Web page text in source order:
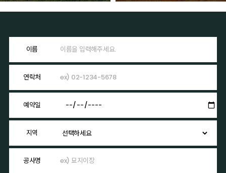
이름
연락처
예약일
지역
공사명